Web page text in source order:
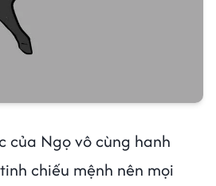
của Ngọ vô cùng hanh
chiếu mệnh nên mọi